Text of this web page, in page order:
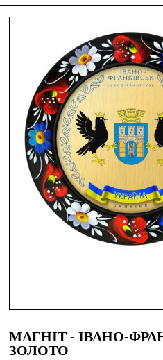
МАГНІТ - ІВАНО-
ЗОЛОТО